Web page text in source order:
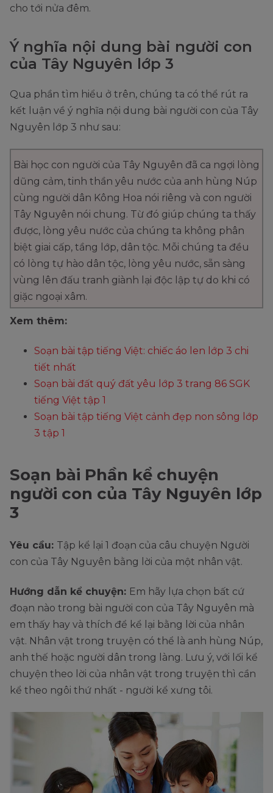
cho tới nửa đêm.
Ý nghĩa nội dung bài người con
của Tây Nguyên lớp 3
Qua phần tìm hiểu ở trên, chúng ta có thể rút ra
kết luận về ý nghĩa nội dung bài người con của Tây
Nguyên lớp 3 như sau:
Bài học con người của Tây Nguyên đã ca ngợi lòng
dũng cảm, tinh thần yêu nước của anh hùng Núp
cùng người dân Kông Hoa nói riêng và con người
Tây Nguyên nói chung. Từ đó giúp chúng ta thấy
được, lòng yêu nước của chúng ta không phân
biệt giai cấp, tầng lớp, dân tộc. Mỗi chúng ta đều
có lòng tự hào dân tộc, lòng yêu nước, sẵn sàng
vùng lên đấu tranh giành lại độc lập tự do khi có
giặc ngoại xâm.
Xem thêm:
Soạn bài tập tiếng Việt: chiếc áo len lớp 3 chi
tiết nhất
Soạn bài đất quý đất yêu lớp 3 trang 86 SGK
tiếng Việt tập 1
Soạn bài tập tiếng Việt cảnh đẹp non sông lớp
3 tập 1
Soạn bài Phần kể chuyện
người con của Tây Nguyên lớp
3
Yêu cầu: Tập kể lại 1 đoạn của câu chuyện Người
con của Tây Nguyên bằng lời của một nhân vật.
Hướng dẫn kể chuyện: Em hãy lựa chọn bất cứ
đoạn nào trong bài người con của Tây Nguyên mà
em thấy hay và thích để kể lại bằng lời của nhân
vật. Nhân vật trong truyện có thể là anh hùng Núp,
anh thế hoặc người dân trong làng. Lưu ý, với lối kể
chuyện theo lời của nhân vật trong truyện thì cần
kể theo ngôi thứ nhất - người kể xưng tôi.